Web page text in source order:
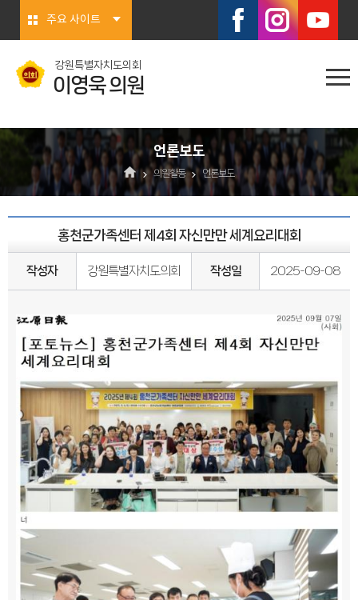
주요 사이트
강원특별자치도의회
이영욱 의원
언론보도
의원활동 언론보도
홍천군가족센터 제4회 자신만만 세계요리대회
작성자 강원특별자치도의회 작성일 2025-09-08